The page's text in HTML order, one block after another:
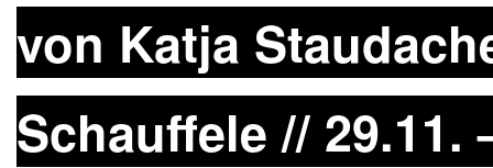
von Katja
Schauffele // 29.11.